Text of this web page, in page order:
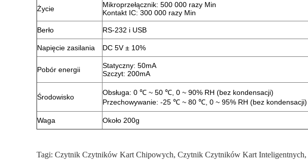
Życie
Mikroprzełącznik: 500 000 razy Min
Kontakt IC: 300 000 razy Min
Berło RS-232 i USB
Napięcie zasilania DC 5V ± 10%
Pobór energii
Statyczny: 50mA
Szczyt: 200mA
Środowisko
Obsługa: 0 ℃ ~ 50 ℃, 0 ~ 90% RH (bez kondensacji)
Przechowywanie: -25 ℃ ~ 80 ℃, 0 ~ 95% RH (bez kondensacji)
Waga Około 200g
Tagi: Czytnik Czytników Kart Chipowych, Czytnik Czytników Kart Inteligentnych,